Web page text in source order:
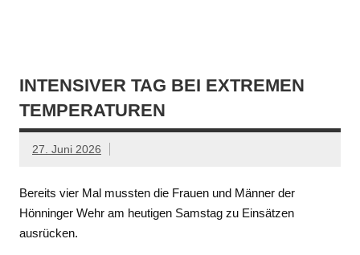
INTENSIVER TAG BEI EXTREMEN
TEMPERATUREN
27. Juni 2026
Bereits vier Mal mussten die Frauen und Männer der
Hönninger Wehr am heutigen Samstag zu Einsätzen
ausrücken.